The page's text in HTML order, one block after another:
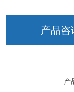
产品咨
产